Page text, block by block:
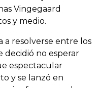
Vingegaard
y medio.
a resolverse entre los
decidió no esperar
espectacular
y se lanzó en